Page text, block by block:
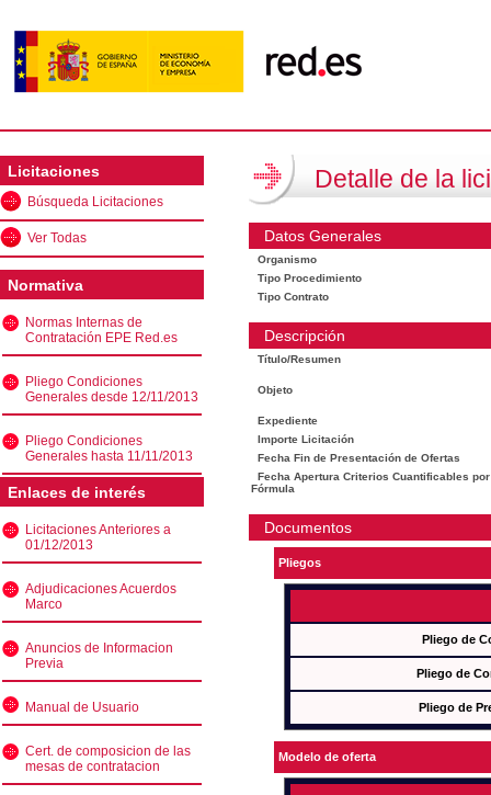
Licitaciones
Búsqueda Licitaciones
Ver Todas
Normativa
Normas Internas de
Contratación EPE Red.es
Pliego Condiciones
Generales desde 12/11/2013
Pliego Condiciones
Generales hasta 11/11/2013
Enlaces de interés
Licitaciones Anteriores a
01/12/2013
Adjudicaciones Acuerdos
Marco
Anuncios de Informacion
Previa
Manual de Usuario
Cert. de composicion de las
mesas de contratacion
Detalle de la
Datos Generales
Organismo
Tipo Procedimiento
Tipo Contrato
Descripción
Título/Resumen
Objeto
Expediente
Importe Licitación
Fecha Fin de Presentación de Ofertas
Fecha Apertura Criterios Cuantificables por
Fórmula
Documentos
Pliegos
Pliego de
Pliego de
Pliego de
Modelo de oferta